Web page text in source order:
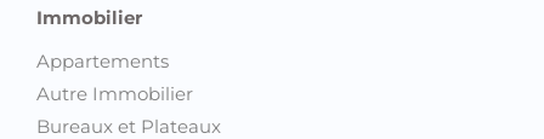
Immobilier
Appartements
Autre Immobilier
Bureaux et Plateaux